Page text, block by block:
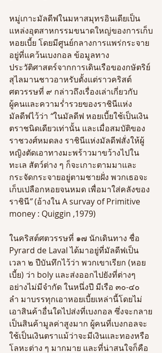
หมู่เกาะมัลดีฟในมหาสมุทรอินเดียเป็น
แหล่งอุตสาหกรรมขนาดใหญ่ของการเก็บ
หอยเบี้ย โดยมีศูนย์กลางการแพร่กระจาย
อยู่ที่แคว้นเบงกอล ข้อมูลทาง
ประวัติศาสตร์จากการเดินเรือของกษัตริย์
สุไลมานชาวอาหรับตั้งแต่ราวคริสต์
ศตวรรษที่ ๙ กล่าวถึงเรื่องเล่าเกี่ยวกับ
ผู้คนและความร่ำรวยของราชินีแห่ง
มัลดีฟไว้ว่า “ในมัลดีฟ หอยเบี้ยใช้เป็นเงิน
ตราชนิดเดียวเท่านั้น และเมื่อสมบัติของ
ราชวงศ์หมดลง ราชินีแห่งมัลดีฟสั่งให้ผู้
หญิงตัดเอาทางมะพร้าวมาขว้างไปใน
ทะเล สัตว์ต่าง ๆ ก็จะเกาะตามมาและ
กระจัดกระจายอยู่ตามชายฝั่ง พวกเธอจะ
เก็บเปลือกหอยจนหมด เพื่อมาใส่คลังของ
ราชินี” (อ้างใน A survay of Primitive
money : Quiggin ,1979)
ในคริสต์ศตวรรษที่ ๑๗ นักเดินทาง ชื่อ
Pyrard de Laval ได้มาอยู่ที่มัลดีฟเป็น
เวลา ๒ ปีบันทึกไว้ว่า พวกเขาเรียก (หอย
เบี้ย) ว่า boly และส่งออกไปยังที่ต่างๆ
อย่างไม่มีจำกัด ในหนึ่งปี มีเรือ ๓๐-๔๐
ลำ มาบรรทุกเอาหอยเบี้ยเหล่านี้โดยไม่
เอาสินค้าอื่นใดไปส่งที่เบงกอล ซึ่งจะกลาย
เป็นสินค้ามูลค่าสูงมาก ผู้คนที่เบงกอลจะ
ใช้เป็นเงินตราแม้ว่าจะมีเงินและทองหรือ
โลหะต่าง ๆ มากมาย และที่น่าสนใจก็คือ